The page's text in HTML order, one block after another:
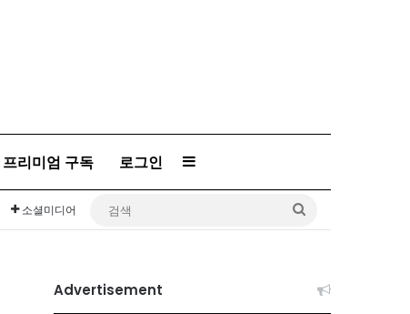
프리미엄 구독 로그인 Sidebar
소셜미디어
Advertisement